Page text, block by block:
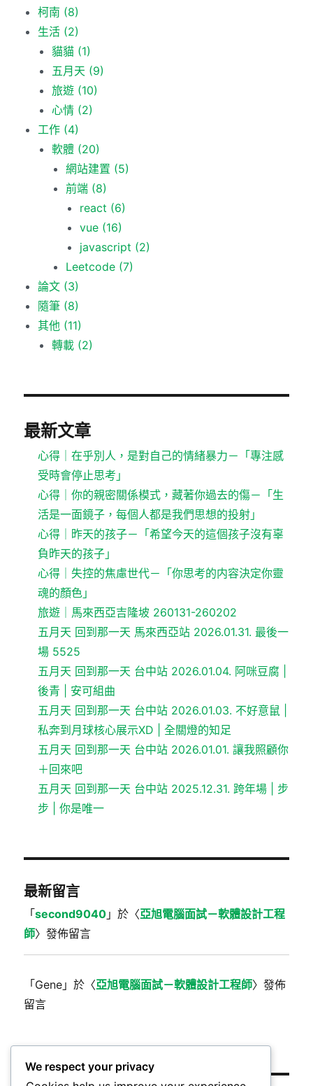
柯南 (8)
生活 (2)
貓貓 (1)
五月天 (9)
旅遊 (10)
心情 (2)
工作 (4)
軟體 (20)
網站建置 (5)
前端 (8)
react (6)
vue (16)
javascript (2)
Leetcode (7)
論文 (3)
隨筆 (8)
其他 (11)
轉載 (2)
最新文章
心得｜在乎別人，是對自己的情緒暴力－「專注感
受時會停止思考」
心得｜你的親密關係模式，藏著你過去的傷－「生
活是一面鏡子，每個人都是我們思想的投射」
心得｜昨天的孩子－「希望今天的這個孩子沒有辜
負昨天的孩子」
心得｜失控的焦慮世代－「你思考的内容決定你靈
魂的顏色」
旅遊｜馬來西亞吉隆坡 260131-260202
五月天 回到那一天 馬來西亞站 2026.01.31. 最後一
場 5525
五月天 回到那一天 台中站 2026.01.04. 阿咪豆腐 |
後青 | 安可組曲
五月天 回到那一天 台中站 2026.01.03. 不好意鼠 |
私奔到月球核心展示XD | 全關燈的知足
五月天 回到那一天 台中站 2026.01.01. 讓我照顧你
＋回來吧
五月天 回到那一天 台中站 2025.12.31. 跨年場 | 步
步 | 你是唯一
最新留言
「second9040 」於〈亞旭電腦面試－軟體設計工程
師〉發佈留言
「Gene 」於〈亞旭電腦面試－軟體設計工程師〉發佈
留言
We respect your privacy